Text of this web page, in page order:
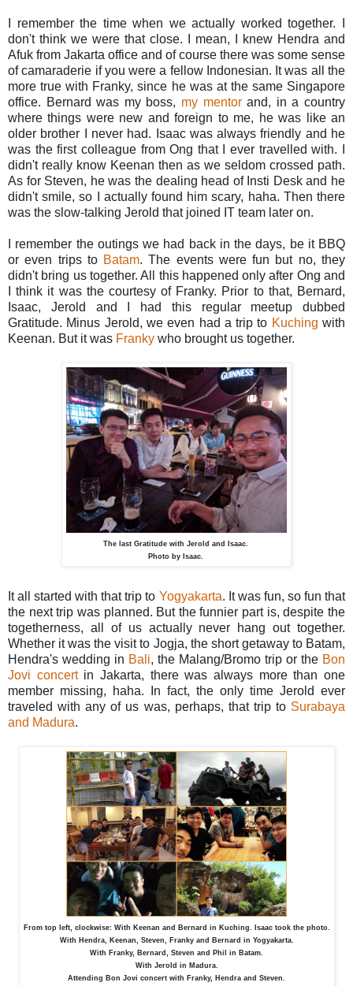
I remember the time when we actually worked together. I
don't think we were that close. I mean, I knew Hendra and
Afuk from Jakarta office and of course there was some sense
of camaraderie if you were a fellow Indonesian. It was all the
more true with Franky, since he was at the same Singapore
office. Bernard was my boss, my mentorand, in a country
where things were new and foreign to me, he was like an
older brother I never had. Isaac was always friendly and he
was the first colleague from Ong that I ever travelled with. I
didn't really know Keenan then as we seldom crossed path.
As for Steven, he was the dealing head of Insti Desk and he
didn't smile, so I actually found him scary, haha. Then there
was the slow-talking Jerold that joined IT team later on.
I remember the outings we had back in the days, be it BBQ
or even trips to Batam. The events were fun but no, they
didn't bring us together. All this happened only after Ong and
I think it was the courtesy of Franky. Prior to that, Bernard,
Isaac, Jerold and I had this regular meetup dubbed
Gratitude. Minus Jerold, we even had a trip to Kuching with
Keenan. But it was Franky who brought us together.
The last Gratitude with Jerold and Isaac.
Photo by Isaac.
It all started with that trip to Yogyakarta. It was fun, so fun that
the next trip was planned. But the funnier part is, despite the
togetherness, all of us actually never hang out together.
Whether it was the visit to Jogja, the short getaway to Batam,
Hendra's wedding in Bali, the Malang/Bromo trip or the Bon
Jovi concertin Jakarta, there was always more than one
member missing, haha. In fact, the only time Jerold ever
traveled with any of us was, perhaps, that trip to Surabaya
and Madura.
From top left, clockwise: With Keenan and Bernard in Kuching. Isaac took the photo.
With Hendra, Keenan, Steven, Franky and Bernard in Yogyakarta.
With Franky, Bernard, Steven and Phil in Batam.
With Jerold in Madura.
Attending Bon Jovi concert with Franky, Hendra and Steven.